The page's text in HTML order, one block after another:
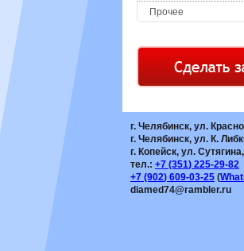
Прочее
г. Челябинск, ул.
г. Челябинск, ул. К.
г. Копейск, ул.
тел.: +7 (351) 225-29-82
+7 (902) 609-03-25 (
diamed74@rambler.ru